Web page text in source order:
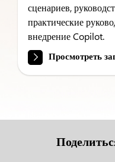
сценариев,
практические
внедрение Copilot.
Просмотреть